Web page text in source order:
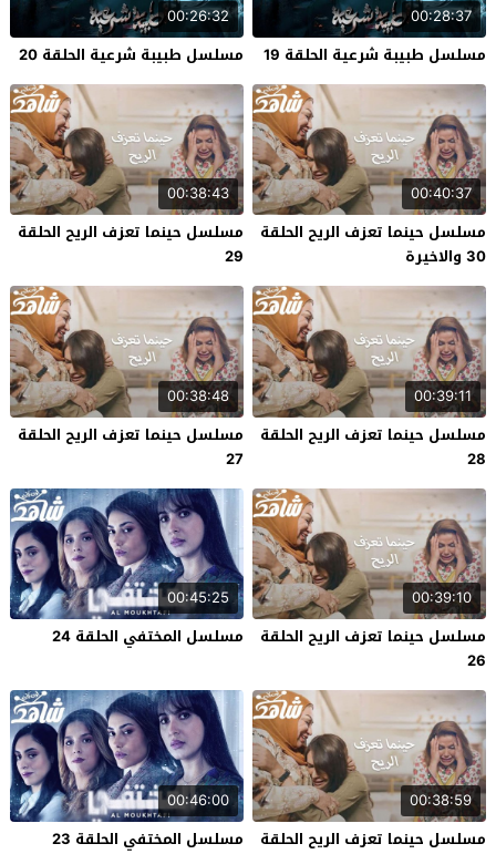
00:28:37
مسلسل طبيبة شرعية الحلقة 19
00:26:32
مسلسل طبيبة شرعية الحلقة 20
00:40:37
مسلسل حينما تعزف الريح الحلقة
30 والاخيرة
00:38:43
مسلسل حينما تعزف الريح الحلقة
29
00:39:11
مسلسل حينما تعزف الريح الحلقة
28
00:38:48
مسلسل حينما تعزف الريح الحلقة
27
00:39:10
مسلسل حينما تعزف الريح الحلقة
26
00:45:25
مسلسل المختفي الحلقة 24
00:38:59
مسلسل حينما تعزف الريح الحلقة
00:46:00
مسلسل المختفي الحلقة 23